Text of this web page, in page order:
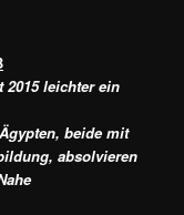
2015 leichter ein
beide mit
absolvieren